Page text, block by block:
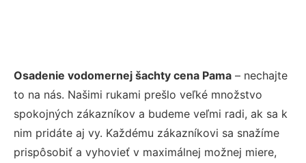
Osadenie vodomernej šachty cena Pama – nechajte
to na nás. Našimi rukami prešlo veľké množstvo
spokojných zákazníkov a budeme veľmi radi, ak sa k
nim pridáte aj vy. Každému zákazníkovi sa snažíme
prispôsobiť a vyhovieť v maximálnej možnej miere,